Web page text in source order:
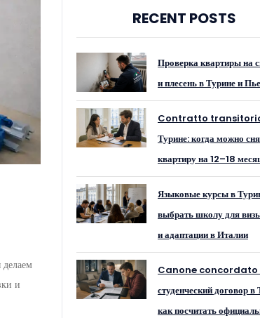
и
RECENT POSTS
Проверка квартиры на
и плесень в Турине и
Contratto
Турине: когда можно
квартиру на 12–18
Языковые курсы в
выбрать школу для
и адаптации в Италии
Canone concordato
студенческий договор в
как посчитать